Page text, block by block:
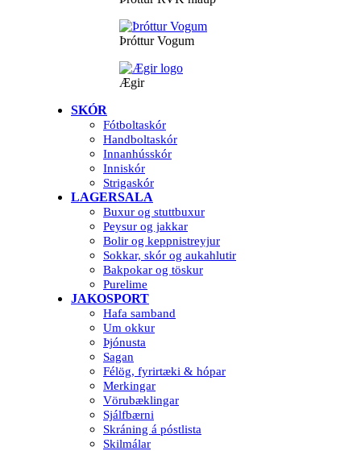
Þróttur Vogum
Ægir
SKÓR
Fótboltaskór
Handboltaskór
Innanhússkór
Inniskór
Strigaskór
LAGERSALA
Buxur og stuttbuxur
Peysur og jakkar
Bolir og keppnistreyjur
Sokkar, skór og aukahlutir
Bakpokar og töskur
Purelime
JAKOSPORT
Hafa samband
Um okkur
Þjónusta
Sagan
Félög, fyrirtæki & hópar
Merkingar
Vörubæklingar
Sjálfbærni
Skráning á póstlista
Skilmálar